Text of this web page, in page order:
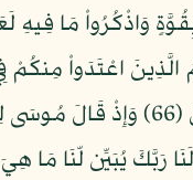
فَجَعَلْنَاهَا نَكَالاً لِّمَا بَيْنَ
أَنْ أَكُونَ مِنَ الْجَاهِلِينَ (67)